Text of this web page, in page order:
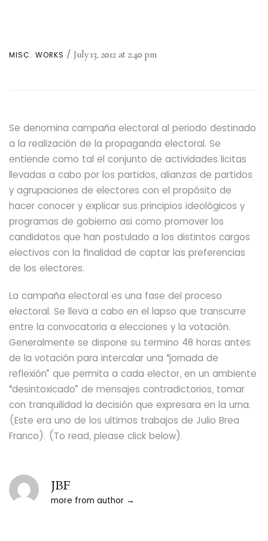
MISC. WORKS July 13, 2012 at 2:40 pm
Se denomina campaña electoral al periodo destinado
a la realización de la propaganda electoral. Se
entiende como tal el conjunto de actividades licitas
llevadas a cabo por los partidos, alianzas de partidos
y agrupaciones de electores con el propósito de
hacer conocer y explicar sus principios ideológicos y
programas de gobierno asi como promover los
candidatos que han postulado a los distintos cargos
electivos con la finalidad de captar las preferencias
de los electores.
La campaña electoral es una fase del proceso
electoral. Se lleva a cabo en el lapso que transcurre
entre la convocatoria a elecciones y la votación.
Generalmente se dispone su termino 48 horas antes
de la votación para intercalar una “jornada de
reflexión” que permita a cada elector, en un ambiente
“desintoxicado” de mensajes contradictorios, tomar
con tranquilidad la decisión que expresara en la urna.
(Este era uno de los ultimos trabajos de Julio Brea
Franco). (To read, please click below).
JBF
more from author